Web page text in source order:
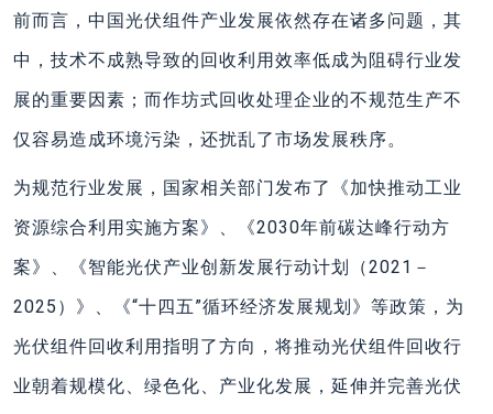
前而言，中国光伏组件产业发展依然存在诸多问题，其
中，技术不成熟导致的回收利用效率低成为阻碍行业发
展的重要因素；而作坊式回收处理企业的不规范生产不
仅容易造成环境污染，还扰乱了市场发展秩序。
为规范行业发展，国家相关部门发布了《加快推动工业
资源综合利用实施方案》、《2030年前碳达峰行动方
案》、《智能光伏产业创新发展行动计划（2021－
2025）》、《“十四五”循环经济发展规划》等政策，为
光伏组件回收利用指明了方向，将推动光伏组件回收行
业朝着规模化、绿色化、产业化发展，延伸并完善光伏